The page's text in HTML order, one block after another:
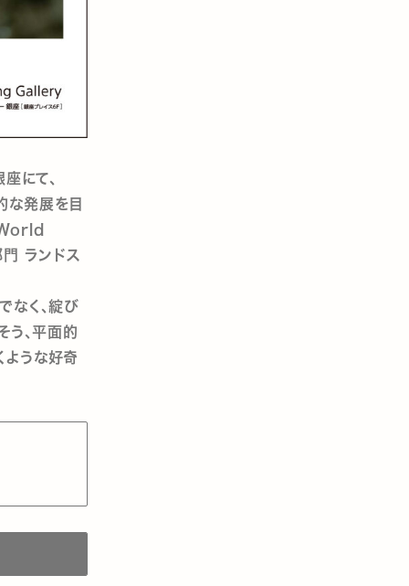
にて、
な発展を目
ランドス
なく、綻び
う、平面的
うな好奇